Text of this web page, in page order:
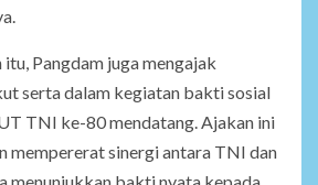
Pangdam juga mengajak
serta dalam kegiatan bakti sosial
TNI ke-80 mendatang. Ajakan ini
mempererat sinergi antara TNI dan